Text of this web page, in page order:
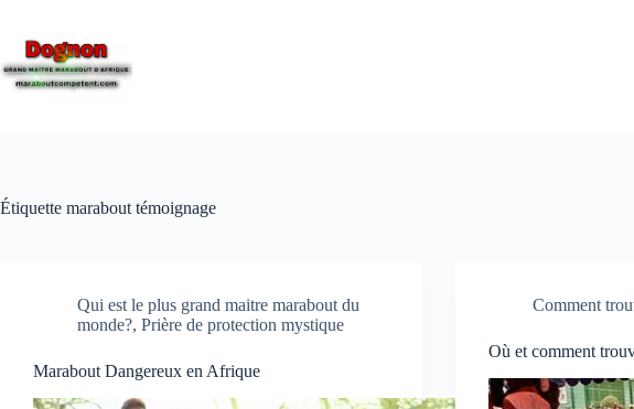
Étiquette marabout témoignage
Qui est le plus grand maitre marabout du
monde?, Prière de protection mystique
Marabout Dangereux en Afrique
Comment
Où et comment